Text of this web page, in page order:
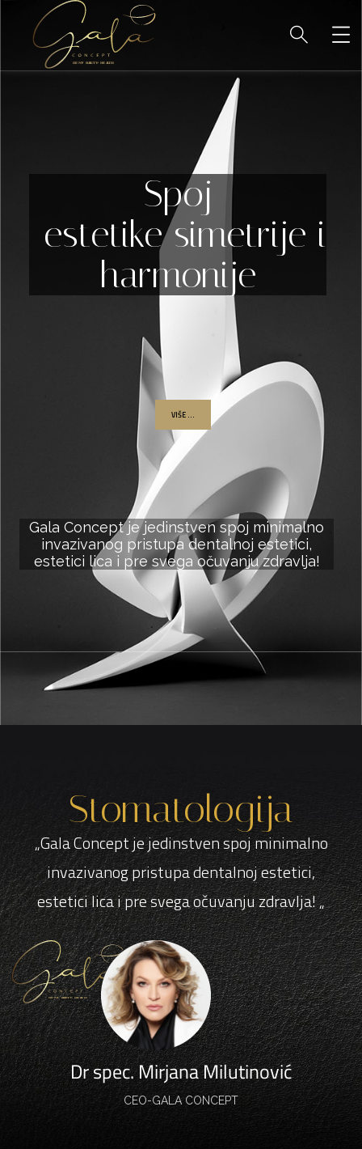
Spoj
-estetike simetrije i
harmonije
Gala Concept je jedinstven spoj minimalno
invazivanog pristupa dentalnoj estetici,
estetici lica i pre svega očuvanju zdravlja!
VIŠE ...
Stomatologija
„Gala Concept je jedinstven spoj minimalno
invazivanog pristupa dentalnoj estetici,
estetici lica i pre svega očuvanju zdravlja! „
Dr spec. Mirjana Milutinović
CEO-GALA CONCEPT